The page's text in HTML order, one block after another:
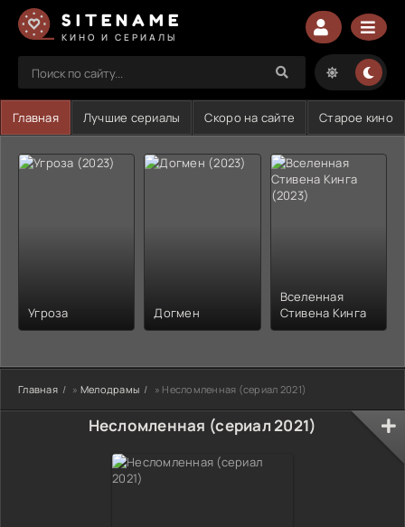
SITENAME
КИНО И СЕРИАЛЫ
Главная Лучшие сериалы Скоро на сайте Старое кино
Угроза Догмен
Вселенная
Стивена Кинга
Главная » Мелодрамы » Несломленная (сериал 2021)
Несломленная (сериал 2021)